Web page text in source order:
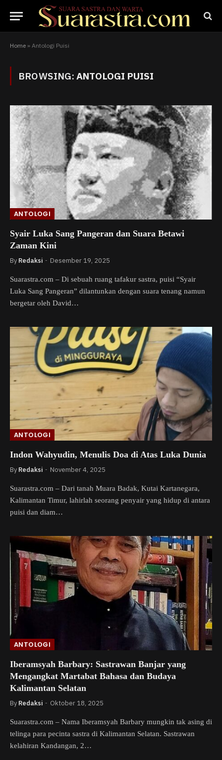
Home » Antologi Puisi
BROWSING: ANTOLOGI PUISI
ANTOLOGI
Syair Luka Sang Pangeran dan Suara Betawi
Zaman Kini
By Redaksi Desember 19, 2025
Suarastra.com – Di sebuah ruang tafakur sastra, puisi “Syair
Luka Sang Pangeran” dilantunkan dengan suara tenang namun
bergetar oleh David…
ANTOLOGI
Indon Wahyudin, Menulis Doa di Atas Luka Dunia
By Redaksi November 4, 2025
Suarastra.com – Dari tanah Muara Badak, Kutai Kartanegara,
Kalimantan Timur, lahirlah seorang penyair yang hidup di antara
puisi dan diam…
ANTOLOGI
Iberamsyah Barbary: Sastrawan Banjar yang
Mengangkat Martabat Bahasa dan Budaya
Kalimantan Selatan
By Redaksi Oktober 18, 2025
Suarastra.com – Nama Iberamsyah Barbary mungkin tak asing di
telinga para pecinta sastra di Kalimantan Selatan. Sastrawan
kelahiran Kandangan, 2…